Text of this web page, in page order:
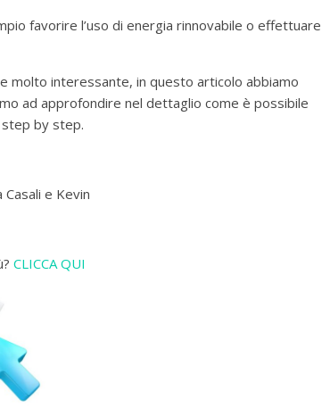
favorire l’uso di energia rinnovabile o effettuare
molto interessante, in questo articolo abbiamo
ad approfondire nel dettaglio come è possibile
by step.
e Kevin
CLICCA QUI